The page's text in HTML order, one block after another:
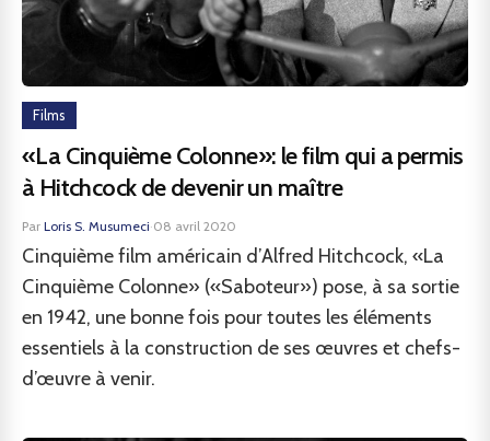
Films
«La Cinquième Colonne»: le film qui a permis
à Hitchcock de devenir un maître
Par Loris S. Musumeci·08 avril 2020
Cinquième film américain d’Alfred Hitchcock, «La
Cinquième Colonne» («Saboteur») pose, à sa sortie
en 1942, une bonne fois pour toutes les éléments
essentiels à la construction de ses œuvres et chefs-
d’œuvre à venir.